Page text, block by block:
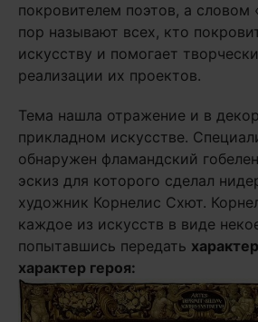
покровителем поэтов, а словом
пор называют всех, кто
искусству и помогает
реализации их проектов.
Тема нашла отражение и в
прикладном искусстве.
обнаружен фламандский
эскиз для которого сделал
художник Корнелис Схют.
каждое из искусств в виде
попытавшись передать
характер героя: